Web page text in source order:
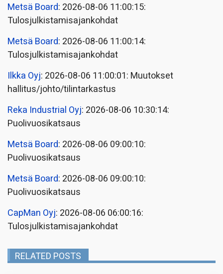
Metsä Board: 2026-08-06 11:00:15:
Tulosjulkistamisajankohdat
Metsä Board: 2026-08-06 11:00:14:
Tulosjulkistamisajankohdat
Ilkka Oyj: 2026-08-06 11:00:01: Muutokset
hallitus/johto/tilintarkastus
Reka Industrial Oyj: 2026-08-06 10:30:14:
Puolivuosikatsaus
Metsä Board: 2026-08-06 09:00:10:
Puolivuosikatsaus
Metsä Board: 2026-08-06 09:00:10:
Puolivuosikatsaus
CapMan Oyj: 2026-08-06 06:00:16:
Tulosjulkistamisajankohdat
RELATED POSTS